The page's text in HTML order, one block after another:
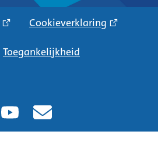
Cookieverklaring
Toegankelijkheid